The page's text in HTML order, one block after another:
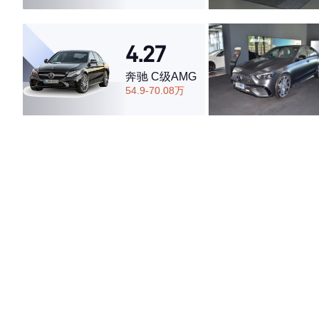
4.62
·外观表现一般，低于71%同级车
·内饰表现一般，低于80%同级车
·空间表现一般，低于55%同级车
4.27
奔驰 C级AMG
54.9-70.08万